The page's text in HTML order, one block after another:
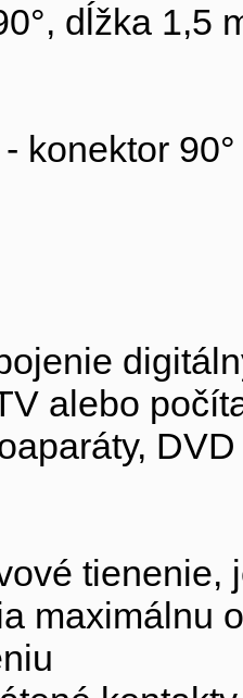
dĺžka 1,5
konektor
alebo
maximálnu